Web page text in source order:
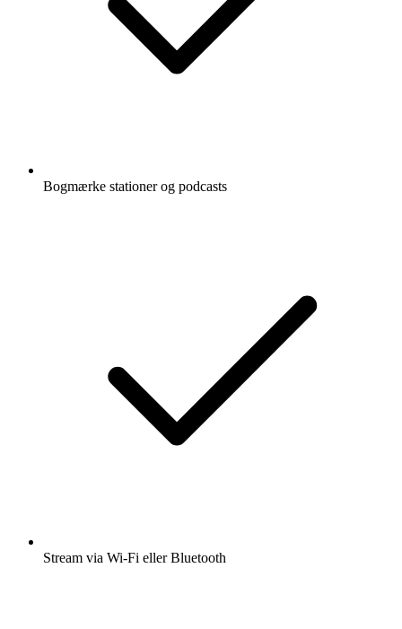
Bogmærke stationer og podcasts
Stream via Wi-Fi eller Bluetooth